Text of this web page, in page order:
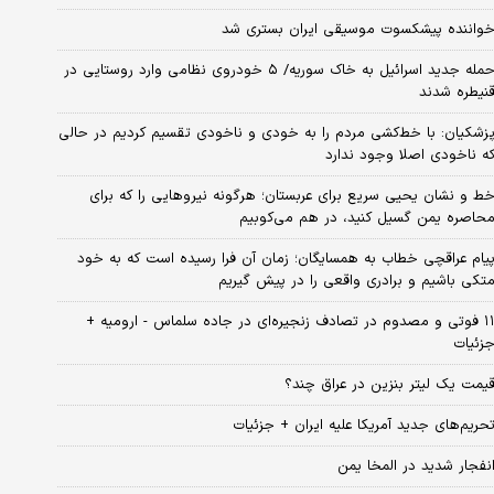
پیشکسوت موسیقی ایران بستری شد
حمله جدید اسرائیل به خاک سوریه/ ۵ خودروی نظامی وارد روستایی در
شدند
با خط‌کشی مردم را به خودی و ناخودی تقسیم کردیم در حالی
ناخودی اصلا وجود ندارد
و نشان یحیی سریع برای عربستان؛ هرگونه نیروهایی را که برای
یمن گسیل کنید، در هم می‌کوبیم
عراقچی خطاب به همسایگان؛ زمان آن فرا رسیده است که به خود
باشیم و برادری واقعی را در پیش گیریم
۱۱ فوتی و مصدوم در تصادف زنجیره‌ای در جاده سلماس - ارومیه +
یک لیتر بنزین در عراق چند؟
جدید آمریکا علیه ایران + جزئیات
شدید در المخا یمن